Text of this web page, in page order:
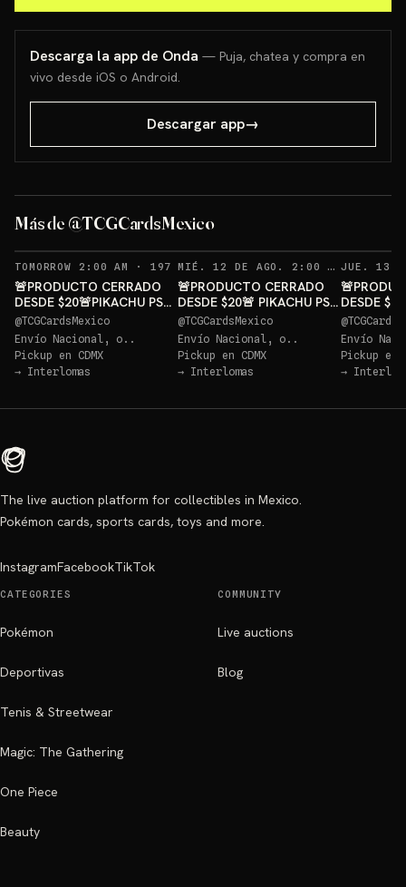
Descarga la app de Onda — Puja, chatea y compra en
vivo desde iOS o Android.
Descargar app→
Más de @TCGCardsMexico
TOMORROW 2:00 AM · 197 RECORDATORIOS
🚨PRODUCTO CERRADO
DESDE $20🚨PIKACHU PSA
10 GRATIS
@TCGCardsMexico
Envío Nacional, o..
Pickup en CDMX
→ Interlomas
MIÉ. 12 DE AGO. 2:00 AM · 188
🚨PRODUCTO CERRADO
DESDE $20🚨 PIKACHU PSA
10 GRATIS
@TCGCardsMexico
Envío Nacional, o..
Pickup en CDMX
→ Interlomas
DESDE
10 GRATIS
@
Envío
Pickup en
→
The live auction platform for collectibles in Mexico.
Pokémon cards, sports cards, toys and more.
InstagramFacebookTikTok
CATEGORIES
Pokémon
Deportivas
Tenis & Streetwear
Magic: The Gathering
One Piece
Beauty
COMMUNITY
Live auctions
Blog